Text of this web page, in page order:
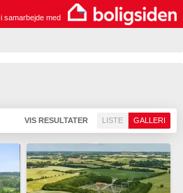
i samarbejde med
VIS RESULTATER LISTE GALLERI